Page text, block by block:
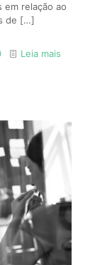
em relação ao
de […]
Leia mais